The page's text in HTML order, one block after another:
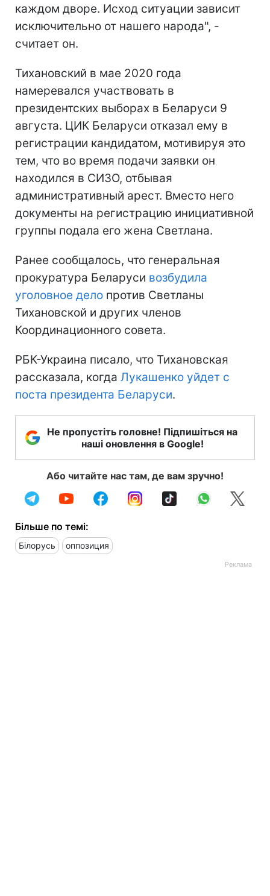
каждом дворе. Исход ситуации зависит
исключительно от нашего народа", -
считает он.
Тихановский в мае 2020 года
намеревался участвовать в
президентских выборах в Беларуси 9
августа. ЦИК Беларуси отказал ему в
регистрации кандидатом, мотивируя это
тем, что во время подачи заявки он
находился в СИЗО, отбывая
административный арест. Вместо него
документы на регистрацию инициативной
группы подала его жена Светлана.
Ранее сообщалось, что генеральная
прокуратура Беларуси возбудила
уголовное дело против Светланы
Тихановской и других членов
Координационного совета.
РБК-Украина писало, что Тихановская
рассказала, когда Лукашенко уйдет с
поста президента Беларуси.
Не пропустіть головне! Підпишіться на
наші оновлення в Google!
Або читайте нас там, де вам зручно!
Більше по темі:
Білорусь оппозиция